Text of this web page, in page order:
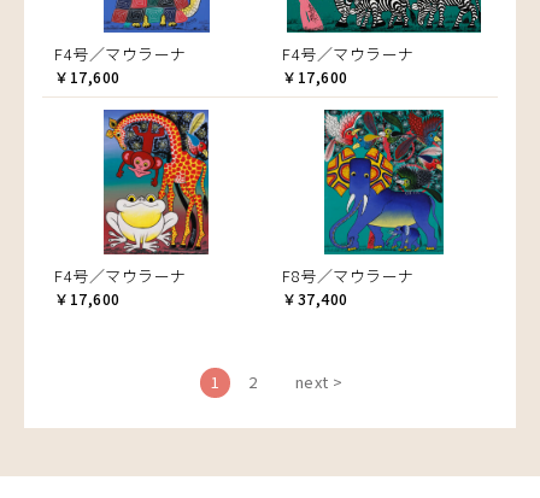
F4号／マウラーナ
￥17,600
F4号／マウラーナ
￥17,600
F4号／マウラーナ
￥17,600
F8号／マウラーナ
￥37,400
1 2 next >